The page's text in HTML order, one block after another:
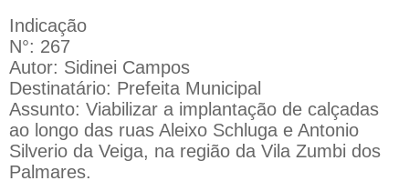
Indicação
N°: 267
Autor: Sidinei Campos
Destinatário: Prefeita Municipal
Assunto: Viabilizar a implantação de calçadas
ao longo das ruas Aleixo Schluga e Antonio
Silverio da Veiga, na região da Vila Zumbi dos
Palmares.